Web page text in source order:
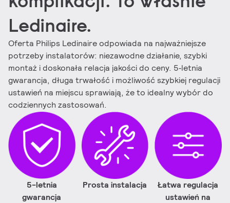
Ledinaire.
Oferta Philips Ledinaire odpowiada na najważniejsze
potrzeby instalatorów: niezawodne działanie, szybki
montaż i doskonała relacja jakości do ceny. 5‑letnia
gwarancja, długa trwałość i możliwość szybkiej regulacji
ustawień na miejscu sprawiają, że to idealny wybór do
codziennych zastosowań.
5-letnia
gwarancja
Prosta instalacja
Łatwa regulacja
ustawień na